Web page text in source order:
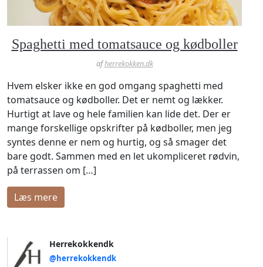
Spaghetti med tomatsauce og kødboller
afherrekokken.dk
Hvem elsker ikke en god omgang spaghetti med
tomatsauce og kødboller. Det er nemt og lækker.
Hurtigt at lave og hele familien kan lide det. Der er
mange forskellige opskrifter på kødboller, men jeg
syntes denne er nem og hurtig, og så smager det
bare godt. Sammen med en let ukompliceret rødvin,
på terrassen om […]
læs mere
Herrekokkendk
@herrekokkendk